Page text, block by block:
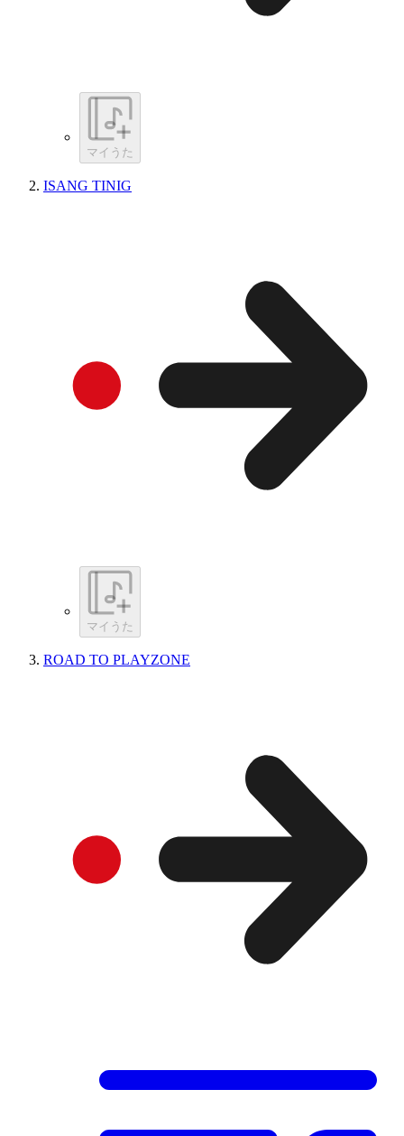
マイうた
ISANG TINIG
マイうた
ROAD TO PLAYZONE